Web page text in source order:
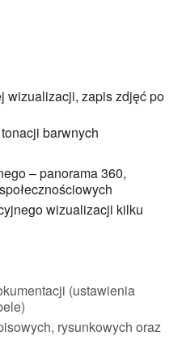
wizualizacji, zapis zdjęć po
barwnych
– panorama 360,
wizualizacji kilku
(ustawienia
rysunkowych oraz